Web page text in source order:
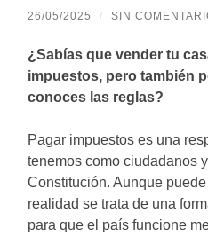
26/05/2025 / SIN
¿Sabías que vender tu
impuestos, pero también
conoces las reglas?
Pagar impuestos es una
tenemos como ciudadanos
Constitución. Aunque
realidad se trata de una
para que el país funcione